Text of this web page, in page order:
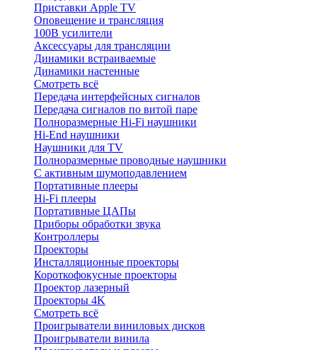
Приставки Apple TV
Оповещение и трансляция
100В усилители
Аксессуары для трансляции
Динамики встраиваемые
Динамики настенные
Смотреть всё
Передача интерфейсных сигналов
Передача сигналов по витой паре
Полноразмерные Hi-Fi наушники
Hi-End наушники
Наушники для TV
Полноразмерные проводные наушники
С активным шумоподавлением
Портативные плееры
Hi-Fi плееры
Портативные ЦАПы
Приборы обработки звука
Контроллеры
Проекторы
Инсталляционные проекторы
Короткофокусные проекторы
Проектор лазерный
Проекторы 4K
Смотреть всё
Проигрыватели виниловых дисков
Проигрыватели винила